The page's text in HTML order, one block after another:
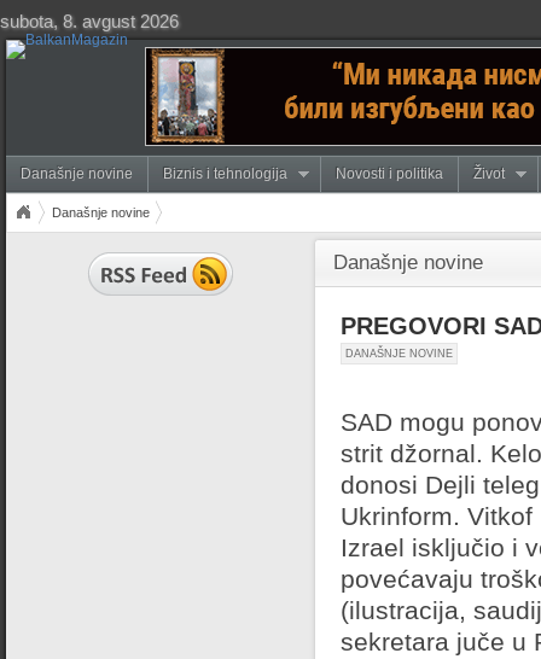
subota, 8. avgust 2026
Današnje novine Biznis i tehnologija Novosti i politika Život
Današnje novine
Današnje novine
PREGOVORI
DANAŠNJE NOVINE
SAD mogu
strit džornal.
donosi Dejli
Ukrinform.
Izrael isključio i
povećavaju
(ilustracija,
sekretara juče u